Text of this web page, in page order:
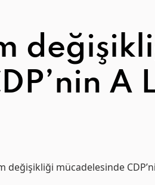
A
değişikliği mücadelesinde